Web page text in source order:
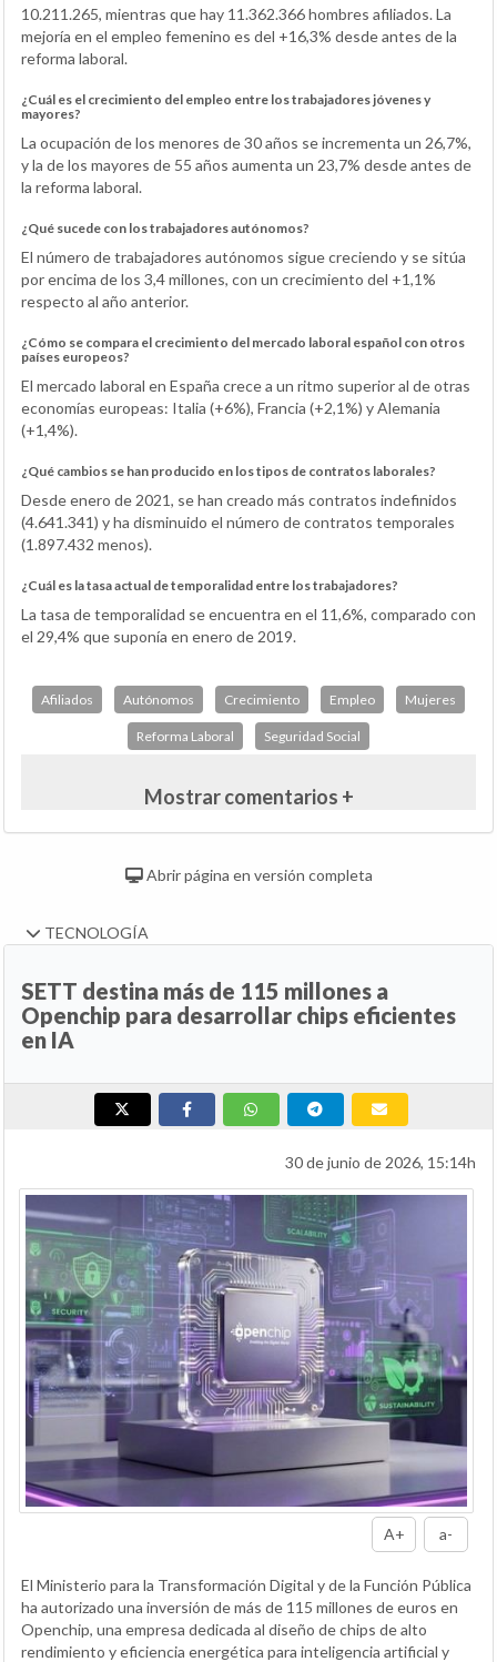
10.211.265, mientras que hay 11.362.366 hombres afiliados. La
mejoría en el empleo femenino es del +16,3% desde antes de la
reforma laboral.
¿Cuál es el crecimiento del empleo entre los trabajadores jóvenes y
mayores?
La ocupación de los menores de 30 años se incrementa un 26,7%,
y la de los mayores de 55 años aumenta un 23,7% desde antes de
la reforma laboral.
¿Qué sucede con los trabajadores autónomos?
El número de trabajadores autónomos sigue creciendo y se sitúa
por encima de los 3,4 millones, con un crecimiento del +1,1%
respecto al año anterior.
¿Cómo se compara el crecimiento del mercado laboral español con otros
países europeos?
El mercado laboral en España crece a un ritmo superior al de otras
economías europeas: Italia (+6%), Francia (+2,1%) y Alemania
(+1,4%).
¿Qué cambios se han producido en los tipos de contratos laborales?
Desde enero de 2021, se han creado más contratos indefinidos
(4.641.341) y ha disminuido el número de contratos temporales
(1.897.432 menos).
¿Cuál es la tasa actual de temporalidad entre los trabajadores?
La tasa de temporalidad se encuentra en el 11,6%, comparado con
el 29,4% que suponía en enero de 2019.
Afiliados Autónomos Crecimiento Empleo Mujeres
Reforma Laboral Seguridad Social
Mostrar comentarios +
Abrir página en versión completa
TECNOLOGÍA
SETT destina más de 115 millones a
Openchip para desarrollar chips eficientes
en IA
30 de junio de 2026, 15:14h
A+ a-
El Ministerio para la Transformación Digital y de la Función Pública
ha autorizado una inversión de más de 115 millones de euros en
Openchip, una empresa dedicada al diseño de chips de alto
rendimiento y eficiencia energética para inteligencia artificial y